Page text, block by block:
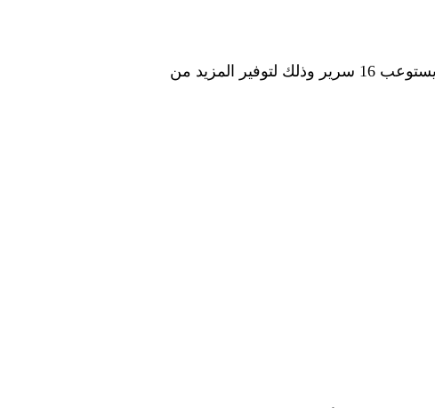
وأشار احمد السبكي ان قسم الرعاية المتوسطة الذي تم افتتاحه بمستشفى شرم الشيخ الدولي يستوعب 16 سرير وذلك لتوفير المزيد من